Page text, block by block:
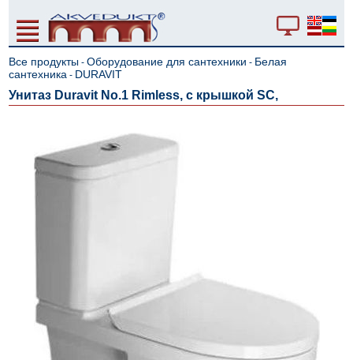
Все продукты -Оборудование для сантехники - Белая
сантехника - DURAVIT
Унитаз Duravit No.1 Rimless, с крышкой SC,